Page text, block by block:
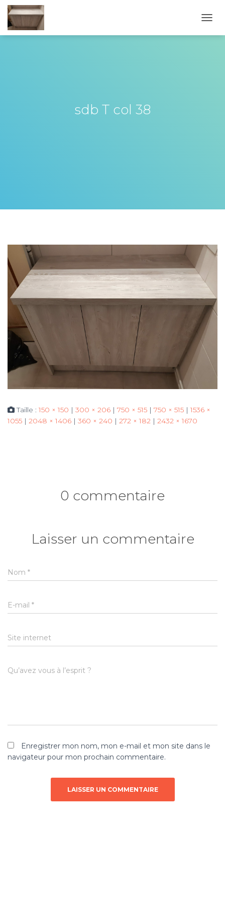
sdb T col 38
Taille :150 × 150 | 300 × 206 | 750 × 515 | 750 × 515 | 1536 ×
1055 | 2048 × 1406 | 360 × 240 | 272 × 182 | 2432 × 1670
0 commentaire
Laisser un commentaire
Nom *
E-mail *
Site internet
Qu’avez vous à l’esprit ?
Enregistrer mon nom, mon e-mail et mon site dans le
navigateur pour mon prochain commentaire.